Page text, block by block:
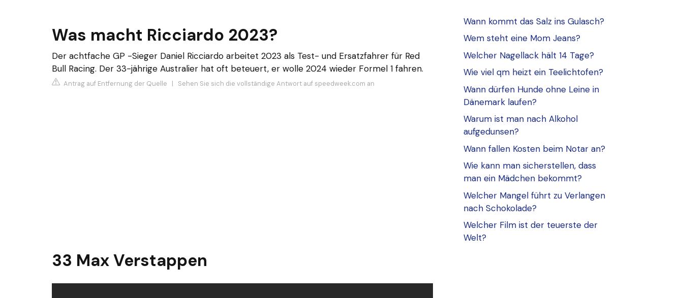
Was macht Ricciardo 2023?
​Der achtfache GP -Sieger Daniel Ricciardo arbeitet 2023 als Test- und Ersatzfahrer für Red
Bull Racing. Der 33-jährige Australier hat oft beteuert, er wolle 2024 wieder Formel 1 fahren.
Antrag auf Entfernung der Quelle | Sehen Sie sich die vollständige Antwort auf speedweek.com an
33 Max Verstappen
Wann kommt das Salz ins Gulasch?
Wem steht eine Mom Jeans?
Welcher Nagellack hält 14 Tage?
Wie viel qm heizt ein Teelichtofen?
Wann dürfen Hunde ohne Leine in
Dänemark laufen?
Warum ist man nach Alkohol
aufgedunsen?
Wann fallen Kosten beim Notar an?
Wie kann man sicherstellen, dass
man ein Mädchen bekommt?
Welcher Mangel führt zu Verlangen
nach Schokolade?
Welcher Film ist der teuerste der
Welt?